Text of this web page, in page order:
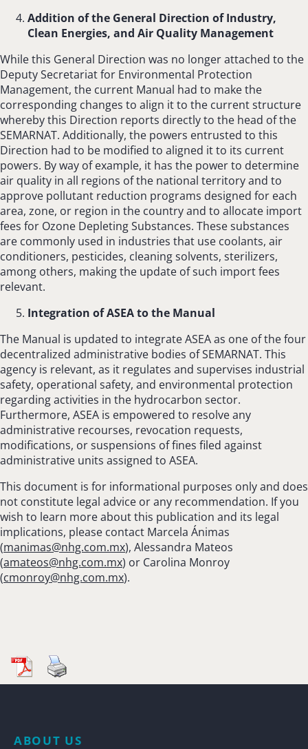
Addition of the General Direction of Industry,
Clean Energies, and Air Quality Management
While this General Direction was no longer attached to the
Deputy Secretariat for Environmental Protection
Management, the current Manual had to make the
corresponding changes to align it to the current structure
whereby this Direction reports directly to the head of the
SEMARNAT. Additionally, the powers entrusted to this
Direction had to be modified to aligned it to its current
powers. By way of example, it has the power to determine
air quality in all regions of the national territory and to
approve pollutant reduction programs designed for each
area, zone, or region in the country and to allocate import
fees for Ozone Depleting Substances. These substances
are commonly used in industries that use coolants, air
conditioners, pesticides, cleaning solvents, sterilizers,
among others, making the update of such import fees
relevant.
Integration of ASEA to the Manual
The Manual is updated to integrate ASEA as one of the four
decentralized administrative bodies of SEMARNAT. This
agency is relevant, as it regulates and supervises industrial
safety, operational safety, and environmental protection
regarding activities in the hydrocarbon sector.
Furthermore, ASEA is empowered to resolve any
administrative recourses, revocation requests,
modifications, or suspensions of fines filed against
administrative units assigned to ASEA.
This document is for informational purposes only and does
not constitute legal advice or any recommendation. If you
wish to learn more about this publication and its legal
implications, please contact Marcela Ánimas
(manimas@nhg.com.mx), Alessandra Mateos
(amateos@nhg.com.mx) or Carolina Monroy
(cmonroy@nhg.com.mx).
ABOUT US